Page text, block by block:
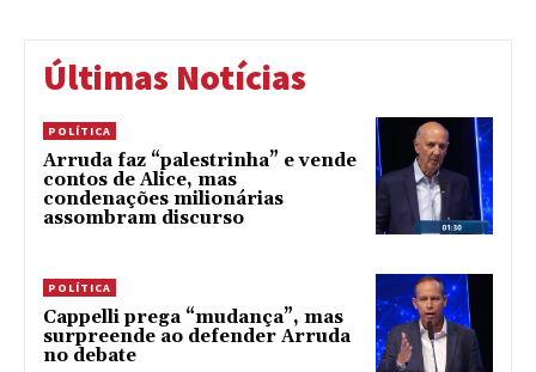
Últimas Notícias
POLÍTICA
Arruda faz “palestrinha” e vende
contos de Alice, mas
condenações milionárias
assombram discurso
POLÍTICA
Cappelli prega “mudança”, mas
surpreende ao defender Arruda
no debate